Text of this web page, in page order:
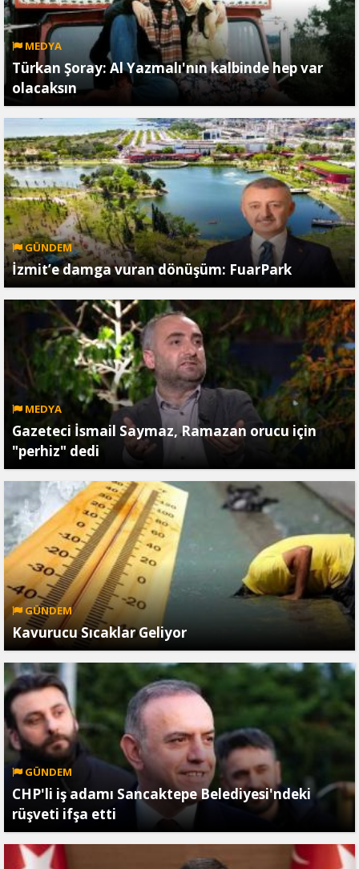
MEDYA
Türkan Şoray: Al Yazmalı'nın kalbinde hep var
olacaksın
GÜNDEM
İzmit’e damga vuran dönüşüm: FuarPark
MEDYA
Gazeteci İsmail Saymaz, Ramazan orucu için
"perhiz" dedi
GÜNDEM
Kavurucu Sıcaklar Geliyor
GÜNDEM
CHP'li iş adamı Sancaktepe Belediyesi'ndeki
rüşveti ifşa etti